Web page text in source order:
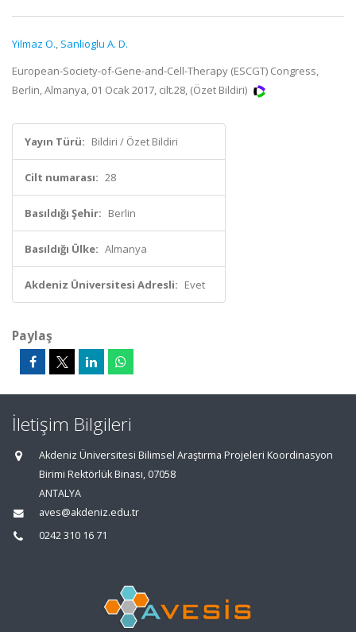
Yilmaz O., Sanlioglu A. D.
European-Society-of-Gene-and-Cell-Therapy (ESCGT) Congress,
Berlin, Almanya, 01 Ocak 2017, cilt.28, (Özet Bildiri)
Yayın Türü: Bildiri / Özet Bildiri
Cilt numarası: 28
Basıldığı Şehir: Berlin
Basıldığı Ülke: Almanya
Akdeniz Üniversitesi Adresli: Evet
Paylaş
İletişim Bilgileri
Akdeniz Üniversitesi Bilimsel Araştırma Projeleri Koordinasyon
Birimi Rektörlük Binası, 07058
ANTALYA
aves@akdeniz.edu.tr
0242 310 16 71